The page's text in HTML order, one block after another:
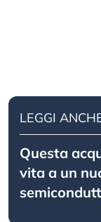
LEGGI
Questa
vita a un